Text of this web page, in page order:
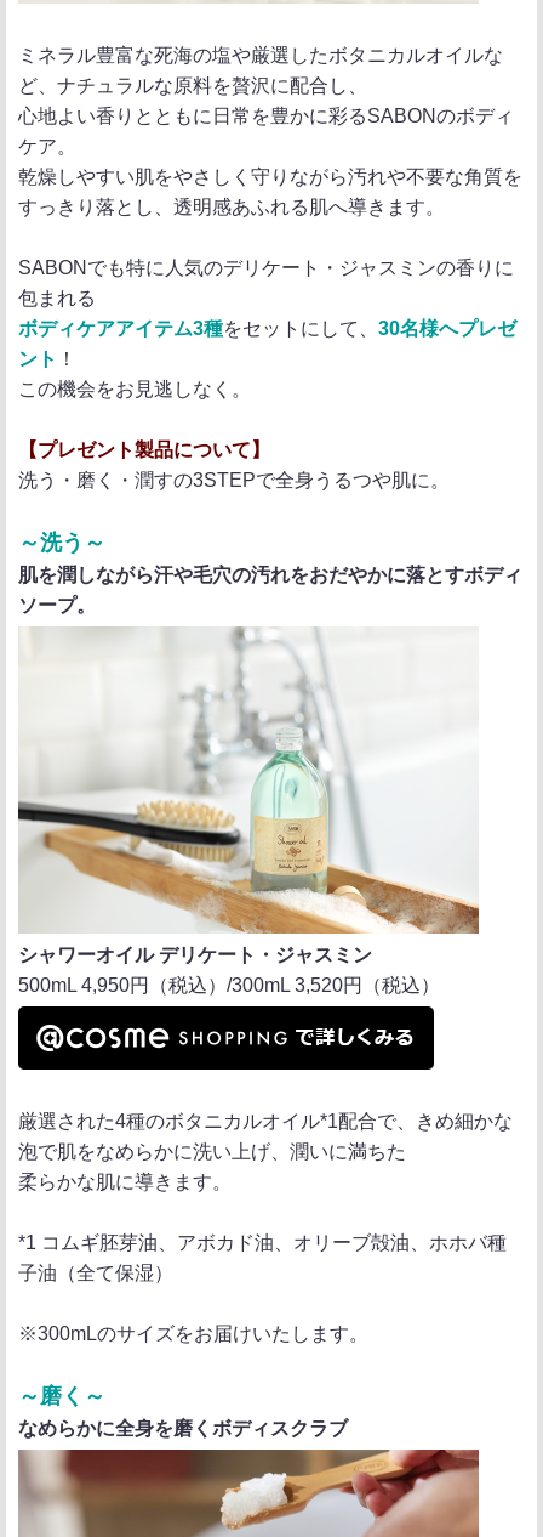
ミネラル豊富な死海の塩や厳選したボタニカルオイルな
ど、ナチュラルな原料を贅沢に配合し、
心地よい香りとともに日常を豊かに彩るSABONのボディ
ケア。
乾燥しやすい肌をやさしく守りながら汚れや不要な角質を
すっきり落とし、透明感あふれる肌へ導きます。
SABONでも特に人気のデリケート・ジャスミンの香りに
包まれる
ボディケアアイテム3種をセットにして、 30名様へプレゼ
ント ！
この機会をお見逃しなく。
【プレゼント製品について】
洗う・磨く・潤すの3STEPで全身うるつや肌に。
～洗う～
肌を潤しながら汗や毛穴の汚れをおだやかに落とすボディ
ソープ。
シャワーオイル デリケート・ジャスミン
500mL 4,950円（税込）/300mL 3,520円（税込）
厳選された4種のボタニカルオイル*1配合で、きめ細かな
泡で肌をなめらかに洗い上げ、潤いに満ちた
柔らかな肌に導きます。
*1 コムギ胚芽油、アボカド油、オリーブ殻油、ホホバ種
子油（全て保湿）
※300mLのサイズをお届けいたします。
～磨く～
なめらかに全身を磨くボディスクラブ